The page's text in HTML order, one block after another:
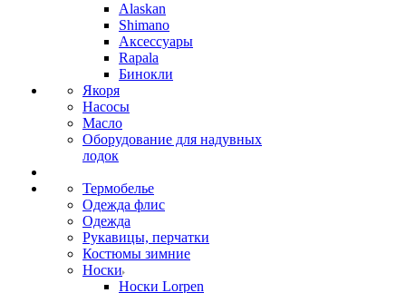
Alaskan
Shimano
Аксессуары
Rapala
Бинокли
Якоря
Насосы
Масло
Оборудование для надувных
лодок
Термобелье
Одежда флис
Одежда
Рукавицы, перчатки
Костюмы зимние
Носки
Носки Lorpen